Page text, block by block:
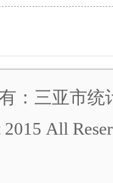
：三亚市
All